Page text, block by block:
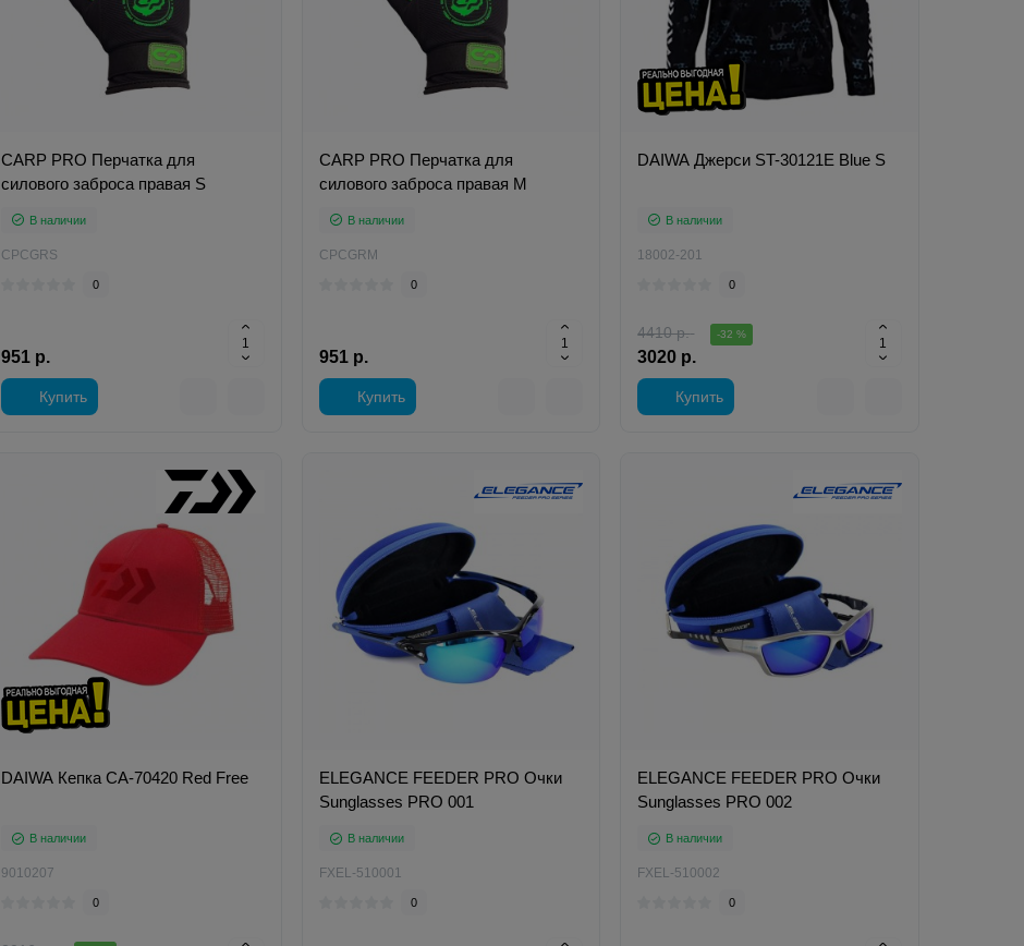
CARP PRO Перчатка для
силового заброса правая S
В наличии
CPCGRS
0
951 р.
Купить
CARP PRO Перчатка для
силового заброса правая М
В наличии
CPCGRM
0
951 р.
Купить
DAIWA Джерси ST-30121E Blue S
В наличии
18002-201
0
4410 р. -32 %
3020 р.
Купить
DAIWA Кепка CA-70420 Red Free
В наличии
9010207
0
ELEGANCE FEEDER PRO Очки
Sunglasses PRO 001
В наличии
FXEL-510001
0
ELEGANCE FEEDER PRO Очки
Sunglasses PRO 002
В наличии
FXEL-510002
0